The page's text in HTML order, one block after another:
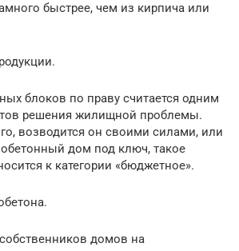
быстрее, чем из кирпича или
блоков по праву считается одним
решения жилищной проблемы.
возводится он своими силами, или
дом под ключ, такое
к категории «бюджетное».
домов на